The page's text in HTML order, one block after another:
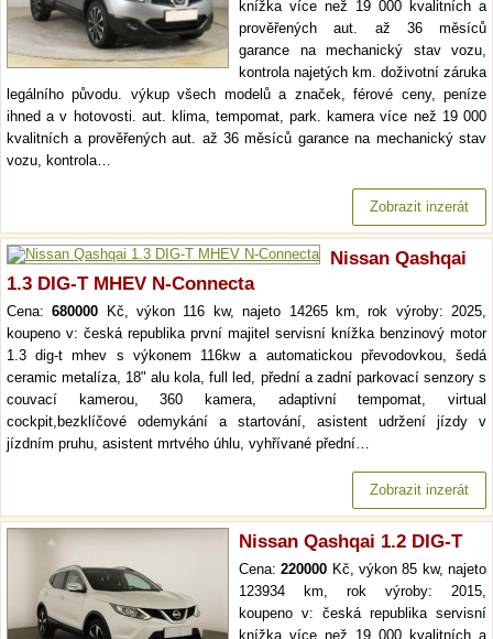
knížka více než 19 000 kvalitních a
prověřených aut. až 36 měsíců
garance na mechanický stav vozu,
kontrola najetých km. doživotní záruka
legálního původu. výkup všech modelů a značek, férové ceny, peníze
ihned a v hotovosti. aut. klima, tempomat, park. kamera více než 19 000
kvalitních a prověřených aut. až 36 měsíců garance na mechanický stav
vozu, kontrola…
Zobrazit inzerát
Nissan Qashqai
1.3 DIG-T MHEV N-Connecta
Cena:680000 Kč, výkon 116 kw, najeto 14265 km, rok výroby: 2025,
koupeno v: česká republika první majitel servisní knížka benzinový motor
1.3 dig-t mhev s výkonem 116kw a automatickou převodovkou, šedá
ceramic metalíza, 18" alu kola, full led, přední a zadní parkovací senzory s
couvací kamerou, 360 kamera, adaptivní tempomat, virtual
cockpit,bezklíčové odemykání a startování, asistent udržení jízdy v
jízdním pruhu, asistent mrtvého úhlu, vyhřívané přední…
Zobrazit inzerát
Nissan Qashqai 1.2 DIG-T
Cena:220000 Kč, výkon 85 kw, najeto
123934 km, rok výroby: 2015,
koupeno v: česká republika servisní
knížka více než 19 000 kvalitních a